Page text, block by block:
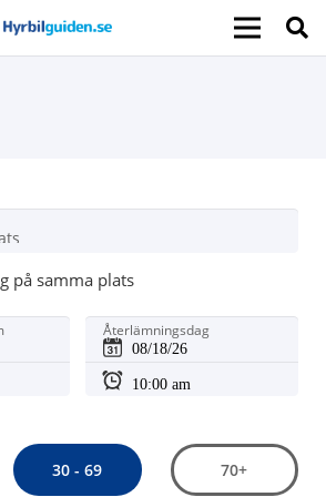
på samma plats
Återlämningsdag
30 - 69 70+